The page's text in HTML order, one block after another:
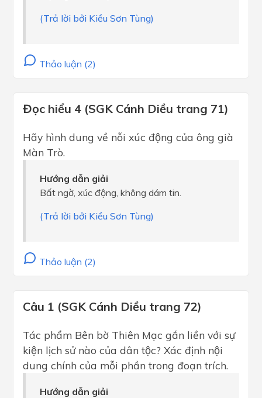
(Trả lời bởi Kiều Sơn Tùng)
Thảo luận (2)
Đọc hiểu 4 (SGK Cánh Diều trang 71)
Hãy hình dung về nỗi xúc động của ông già
Màn Trò.
Hướng dẫn giải
Bất ngờ, xúc động, không dám tin.
(Trả lời bởi Kiều Sơn Tùng)
Thảo luận (2)
Câu 1 (SGK Cánh Diều trang 72)
Tác phẩm Bên bờ Thiên Mạc gắn liền với sự
kiện lịch sử nào của dân tộc? Xác định nội
dung chính của mỗi phần trong đoạn trích.
Hướng dẫn giải